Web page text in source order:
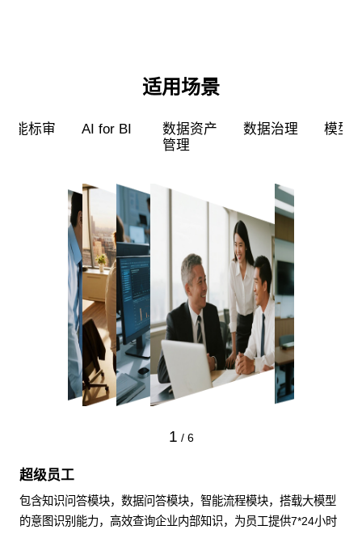
适用场景
超级员工 智能标审 AI for BI
数据资产
1 / 6
超级员工
包含知识问答模块，数据问答模块，智能流程模块，搭载大模型
的意图识别能力，高效查询企业内部知识，为员工提供7*24小时